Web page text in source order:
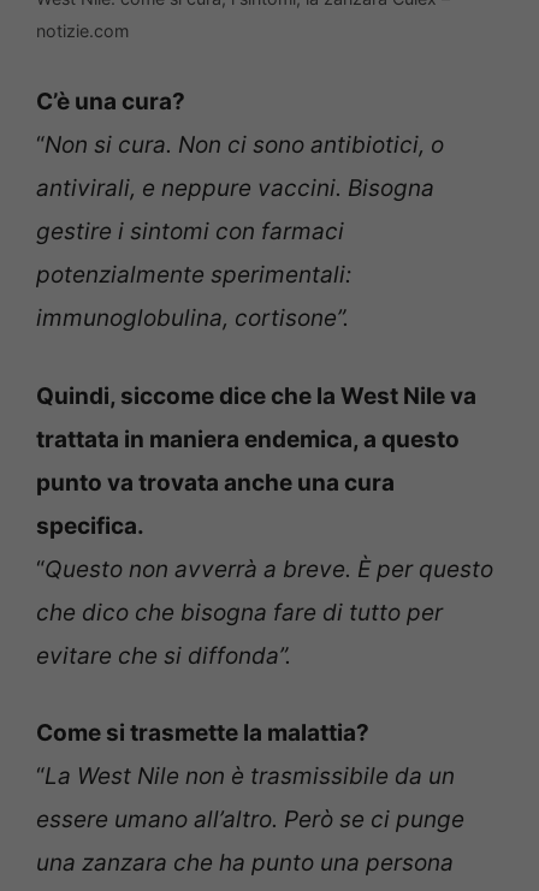
notizie.com
C’è una cura?
“Non si cura. Non ci sono antibiotici, o
antivirali, e neppure vaccini. Bisogna
gestire i sintomi con farmaci
potenzialmente sperimentali:
immunoglobulina, cortisone”.
Quindi, siccome dice che la West Nile va
trattata in maniera endemica, a questo
punto va trovata anche una cura
specifica.
“Questo non avverrà a breve. È per questo
che dico che bisogna fare di tutto per
evitare che si diffonda”.
Come si trasmette la malattia?
“La West Nile non è trasmissibile da un
essere umano all’altro. Però se ci punge
una zanzara che ha punto una persona